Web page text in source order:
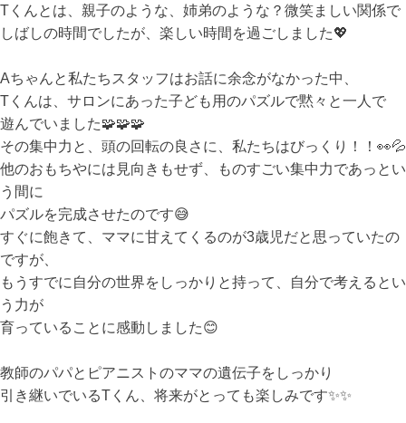
Tくんとは、親子のような、姉弟のような？微笑ましい関係で
しばしの時間でしたが、楽しい時間を過ごしました💖
Aちゃんと私たちスタッフはお話に余念がなかった中、
Tくんは、サロンにあった子ども用のパズルで黙々と一人で
遊んでいました🧩🧩🧩
その集中力と、頭の回転の良さに、私たちはびっくり！！👀💦
他のおもちやには見向きもせず、ものすごい集中力であっとい
う間に
パズルを完成させたのです😅
すぐに飽きて、ママに甘えてくるのが3歳児だと思っていたの
ですが、
もうすでに自分の世界をしっかりと持って、自分で考えるとい
う力が
育っていることに感動しました😊
教師のパパとピアニストのママの遺伝子をしっかり
引き継いでいるTくん、将来がとっても楽しみです✨✨